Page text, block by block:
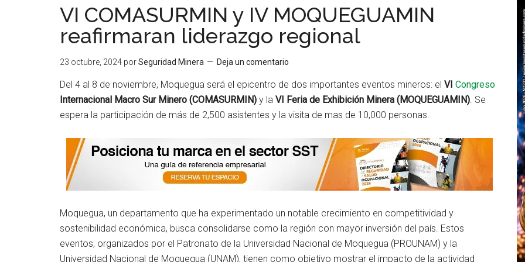
VI COMASURMIN y IV MOQUEGUAMIN
reafirmaran liderazgo regional
23 octubre, 2024 porSeguridad Minera Deja un comentario
Del 4 al 8 de noviembre, Moquegua será el epicentro de dos importantes eventos mineros: el VI Congreso
Internacional Macro Sur Minero (COMASURMIN) y la VI Feria de Exhibición Minera (MOQUEGUAMIN). Se
espera la participación de más de 2,500 asistentes y la visita de mas de 10,000 personas.
Moquegua, un departamento que ha experimentado un notable crecimiento en competitividad y
sostenibilidad económica, busca consolidarse como la región con mayor inversión del país. Estos
eventos, organizados por el Patronato de la Universidad Nacional de Moquegua (PROUNAM) y la
Universidad Nacional de Moquegua (UNAM), tienen como objetivo mostrar el impacto de la actividad